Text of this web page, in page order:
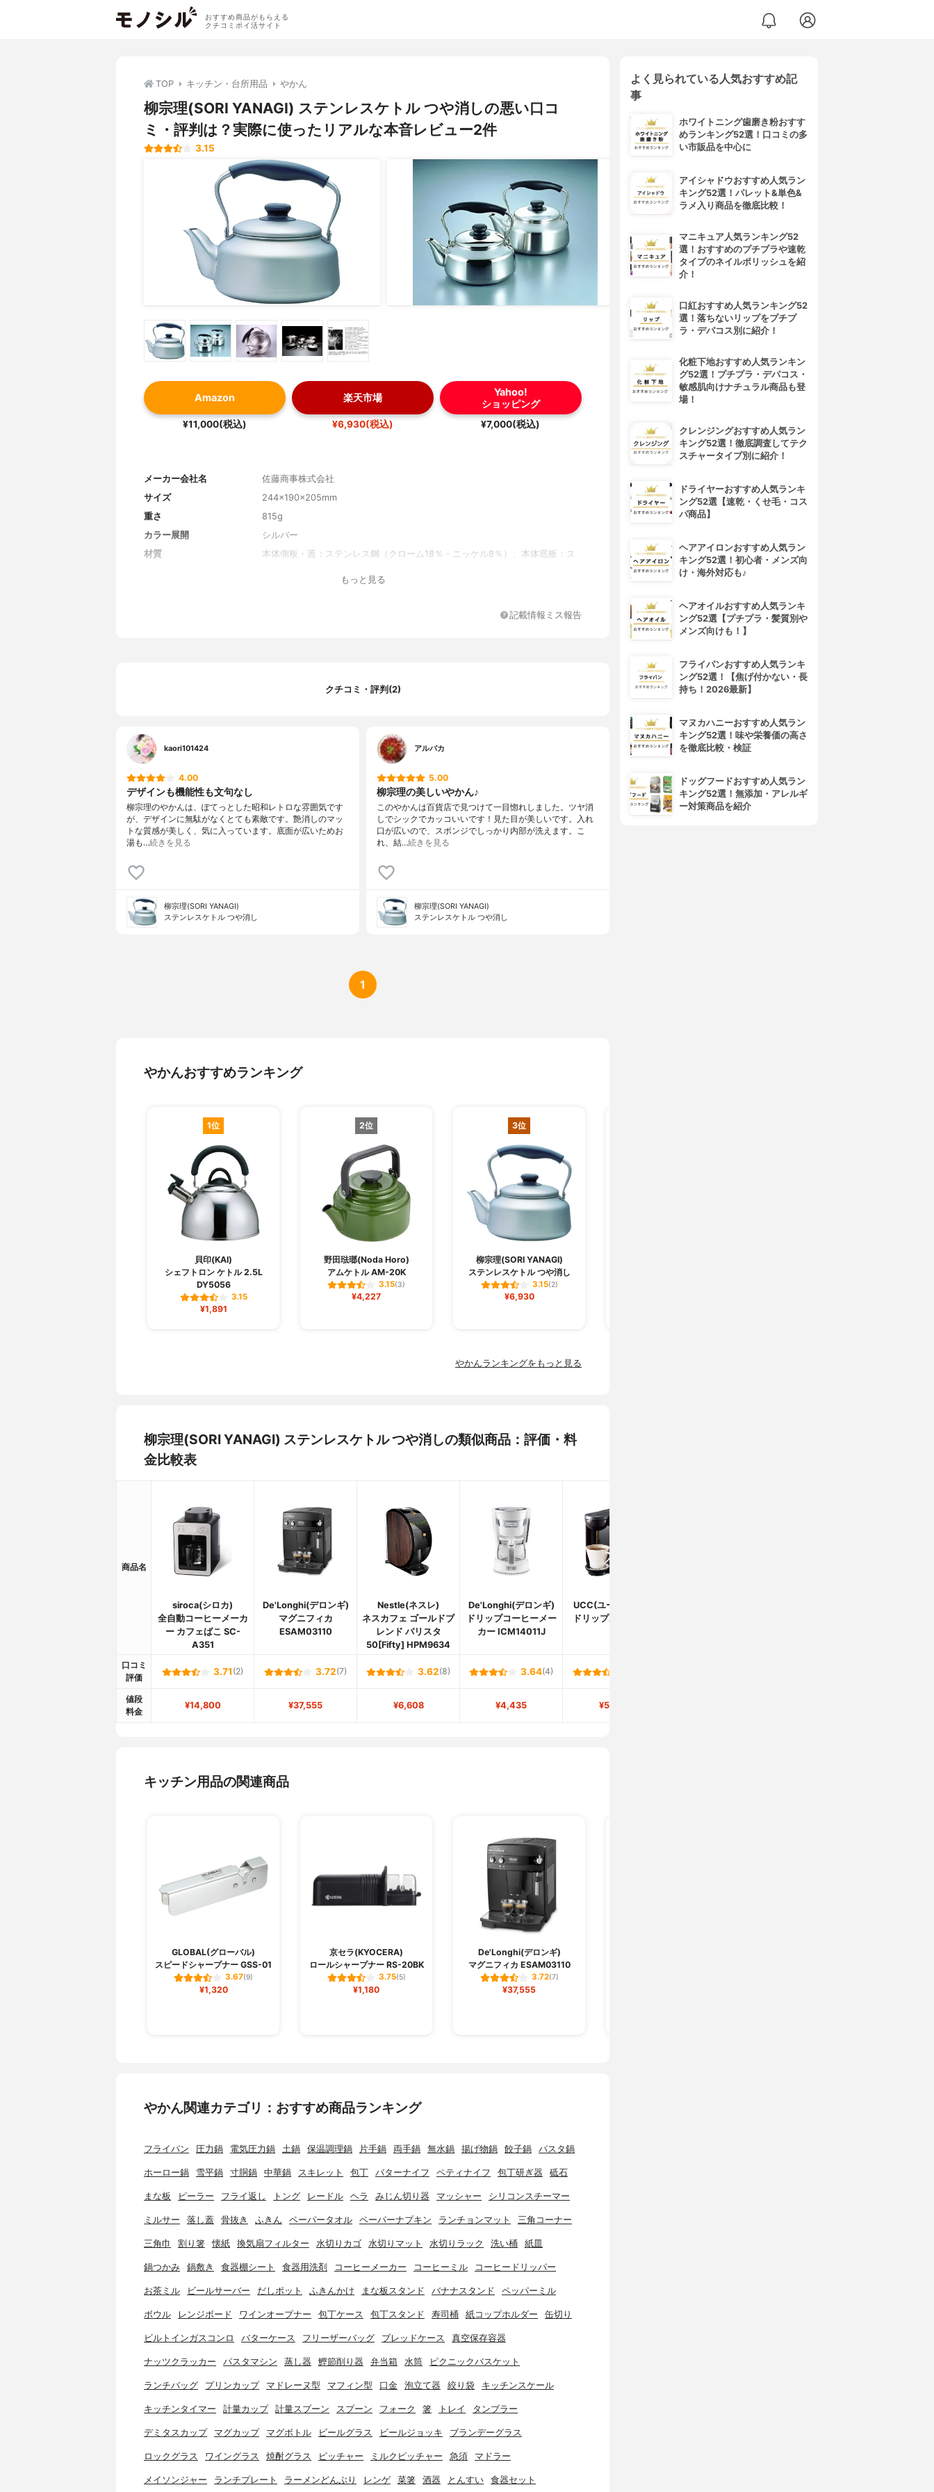
おすすめ商品がもらえる
クチコミポイ活サイト
TOP キッチン・台所用品 やかん
柳宗理(SORI YANAGI) ステンレスケトル つや消しの悪い口コ
ミ・評判は？実際に使ったリアルな本音レビュー2件
3.15
Amazon
¥11,000(税込)
楽天市場
¥6,930(税込)
Yahoo!
ショッピング
¥7,000(税込)
メーカー会社名
佐藤商事株式会社
サイズ
244×190×205mm
重さ
815g
カラー展開
シルバー
材質
本体側板・蓋：ステンレス鋼（クローム18％・ニッケル8％）、本体底板：ス
もっと見る
記載情報ミス報告
クチコミ・評判(2)
kaori101424
4.00
デザインも機能性も文句なし
柳宗理のやかんは、ぽてっとした昭和レトロな雰囲気です
が、デザインに無駄がなくとても素敵です。艶消しのマッ
トな質感が美しく、気に入っています。底面が広いためお
湯も…続きを見る
柳宗理(SORI YANAGI)
ステンレスケトル つや消し
アルパカ
5.00
柳宗理の美しいやかん♪
このやかんは百貨店で見つけて一目惚れしました。ツヤ消
しでシックでカッコいいです！見た目が美しいです。入れ
口が広いので、スポンジでしっかり内部が洗えます。こ
れ、結…続きを見る
柳宗理(SORI YANAGI)
ステンレスケトル つや消し
1
やかんおすすめランキング
1位
貝印(KAI)
シェフトロン ケトル 2.5L
DY5056
3.15
¥1,891
2位
野田琺瑯(Noda Horo)
アムケトル AM-20K
3.15(3)
¥4,227
3位
柳宗理(SORI YANAGI)
ステンレスケトル つや消し
3.15(2)
¥6,930
やかんランキングをもっと見る
柳宗理(SORI YANAGI) ステンレスケトル つや消しの類似商品：評価・料
金比較表
商品名
siroca(シロカ)
全自動コーヒーメーカ
ー カフェばこ SC-
A351
De'Longhi(デロンギ)
マグニフィカ
ESAM03110
Nestle(ネスレ)
ネスカフェ ゴールドブ
レンド バリスタ
50[Fifty] HPM9634
De'Longhi(デロンギ)
ドリップコーヒーメー
カー ICM14011J
UCC(ユーシーシー)
ドリップポッド DP2
口コミ
評価
3.71 (2) 3.72(7) 3.62(8) 3.64(4)
値段
料金
¥14,800 ¥37,555 ¥6,608 ¥4,435 ¥5,883
キッチン用品の関連商品
GLOBAL(グローバル)
スピードシャープナー GSS-01
3.67(9)
¥1,320
京セラ(KYOCERA)
ロールシャープナー RS-20BK
3.75(5)
¥1,180
De'Longhi(デロンギ)
マグニフィカ ESAM03110
3.72(7)
¥37,555
やかん関連カテゴリ：おすすめ商品ランキング
フライパン 圧力鍋 電気圧力鍋 土鍋 保温調理鍋 片手鍋 両手鍋 無水鍋 揚げ物鍋 餃子鍋 パスタ鍋
ホーロー鍋 雪平鍋 寸胴鍋 中華鍋 スキレット 包丁 バターナイフ ペティナイフ 包丁研ぎ器 砥石
まな板 ピーラー フライ返し トング レードル ヘラ みじん切り器 マッシャー シリコンスチーマー
ミルサー 落し蓋 骨抜き ふきん ペーパータオル ペーパーナプキン ランチョンマット 三角コーナー
三角巾 割り箸 懐紙 換気扇フィルター 水切りカゴ 水切りマット 水切りラック 洗い桶 紙皿
鍋つかみ 鍋敷き 食器棚シート 食器用洗剤 コーヒーメーカー コーヒーミル コーヒードリッパー
お茶ミル ビールサーバー だしポット ふきんかけ まな板スタンド バナナスタンド ペッパーミル
ボウル レンジボード ワインオープナー 包丁ケース 包丁スタンド 寿司桶 紙コップホルダー 缶切り
ビルトインガスコンロ バターケース フリーザーバッグ ブレッドケース 真空保存容器
ナッツクラッカー パスタマシン 蒸し器 鰹節削り器 弁当箱 水筒 ピクニックバスケット
ランチバッグ プリンカップ マドレーヌ型 マフィン型 口金 泡立て器 絞り袋 キッチンスケール
キッチンタイマー 計量カップ 計量スプーン スプーン フォーク 箸 トレイ タンブラー
デミタスカップ マグカップ マグボトル ビールグラス ビールジョッキ ブランデーグラス
ロックグラス ワイングラス 焼酎グラス ピッチャー ミルクピッチャー 急須 マドラー
メイソンジャー ランチプレート ラーメンどんぶり レンゲ 菜箸 酒器 とんすい 食器セット
よく見られている人気おすすめ記
事
ホワイトニング歯磨き粉おすす
めランキング52選！口コミの多
い市販品を中心に
アイシャドウおすすめ人気ラン
キング52選！パレット&単色&
ラメ入り商品を徹底比較！
マニキュア人気ランキング52
選！おすすめのプチプラや速乾
タイプのネイルポリッシュを紹
介！
口紅おすすめ人気ランキング52
選！落ちないリップをプチプ
ラ・デパコス別に紹介！
化粧下地おすすめ人気ランキン
グ52選！プチプラ・デパコス・
敏感肌向けナチュラル商品も登
場！
クレンジングおすすめ人気ラン
キング52選！徹底調査してテク
スチャータイプ別に紹介！
ドライヤーおすすめ人気ランキ
ング52選【速乾・くせ毛・コス
パ商品】
ヘアアイロンおすすめ人気ラン
キング52選！初心者・メンズ向
け・海外対応も♪
ヘアオイルおすすめ人気ランキ
ング52選【プチプラ・髪質別や
メンズ向けも！】
フライパンおすすめ人気ランキ
ング52選！【焦げ付かない・長
持ち！2026最新】
マヌカハニーおすすめ人気ラン
キング52選！味や栄養価の高さ
を徹底比較・検証
ドッグフードおすすめ人気ラン
キング52選！無添加・アレルギ
ー対策商品を紹介